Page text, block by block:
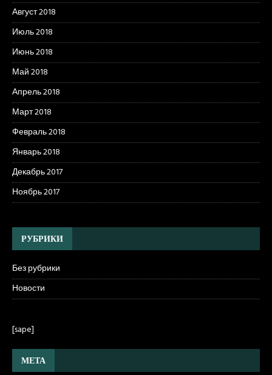
Август 2018
Июль 2018
Июнь 2018
Май 2018
Апрель 2018
Март 2018
Февраль 2018
Январь 2018
Декабрь 2017
Ноябрь 2017
РУБРИКИ
Без рубрики
Новости
[sape]
МЕТА